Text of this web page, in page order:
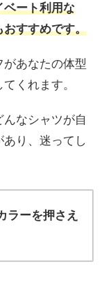
ベート利用な
おすすめです。
あなたの体型
くれます。
なシャツが自
り、迷ってし
ラーを押さえ